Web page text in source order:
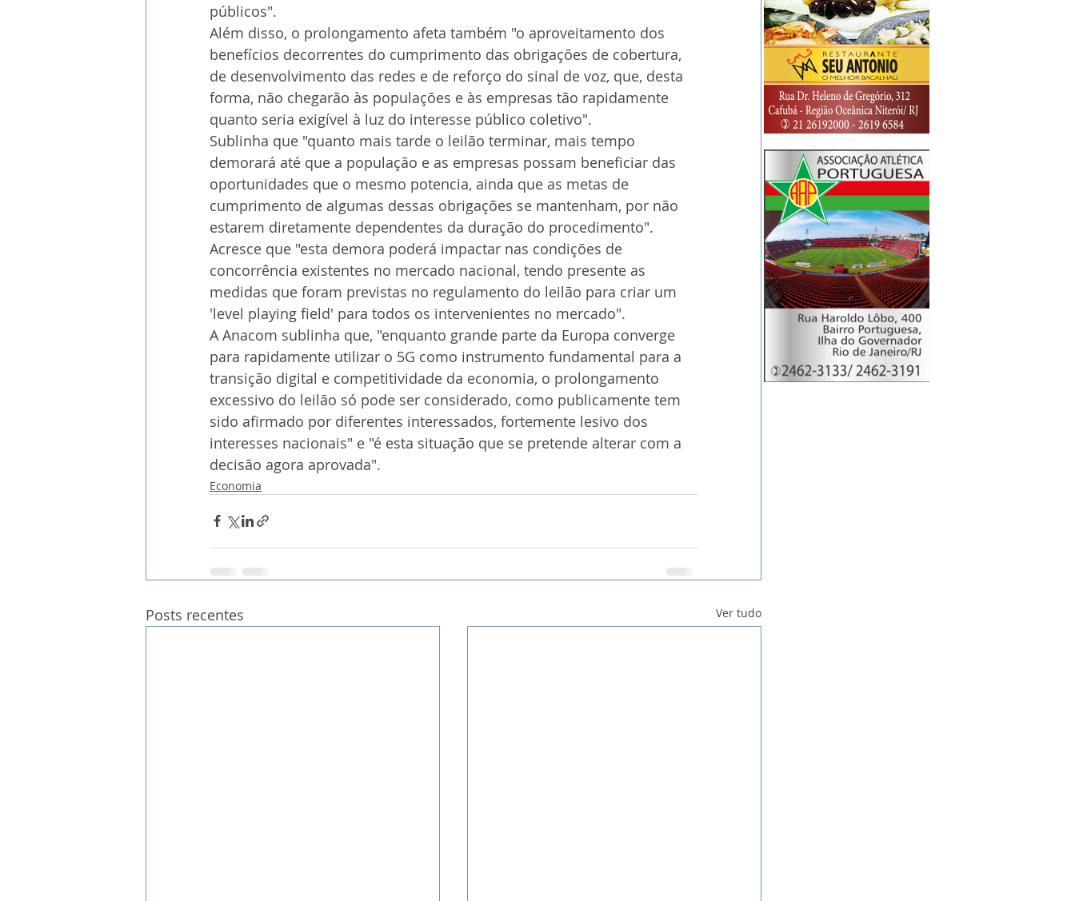
públicos".
Além disso, o prolongamento afeta também "o aproveitamento dos
benefícios decorrentes do cumprimento das obrigações de cobertura,
de desenvolvimento das redes e de reforço do sinal de voz, que, desta
forma, não chegarão às populações e às empresas tão rapidamente
quanto seria exigível à luz do interesse público coletivo".
Sublinha que "quanto mais tarde o leilão terminar, mais tempo
demorará até que a população e as empresas possam beneficiar das
oportunidades que o mesmo potencia, ainda que as metas de
cumprimento de algumas dessas obrigações se mantenham, por não
estarem diretamente dependentes da duração do procedimento".
Acresce que "esta demora poderá impactar nas condições de
concorrência existentes no mercado nacional, tendo presente as
medidas que foram previstas no regulamento do leilão para criar um
'level playing field' para todos os intervenientes no mercado".
A Anacom sublinha que, "enquanto grande parte da Europa converge
para rapidamente utilizar o 5G como instrumento fundamental para a
transição digital e competitividade da economia, o prolongamento
excessivo do leilão só pode ser considerado, como publicamente tem
sido afirmado por diferentes interessados, fortemente lesivo dos
interesses nacionais" e "é esta situação que se pretende alterar com a
decisão agora aprovada".
Economia
Posts recentes Ver tudo